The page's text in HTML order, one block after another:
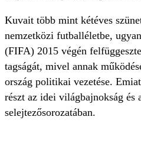
Kuvait több mint kétéves
nemzetközi futballéletbe,
(FIFA) 2015 végén
tagságát, mivel annak
ország politikai vezetése.
részt az idei világbajnokság és
selejtezősorozatában.